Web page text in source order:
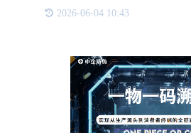
节。窜货行为就是个别分销商利
将货品不通过厂商，直接供货给
2026-06-04 10:43